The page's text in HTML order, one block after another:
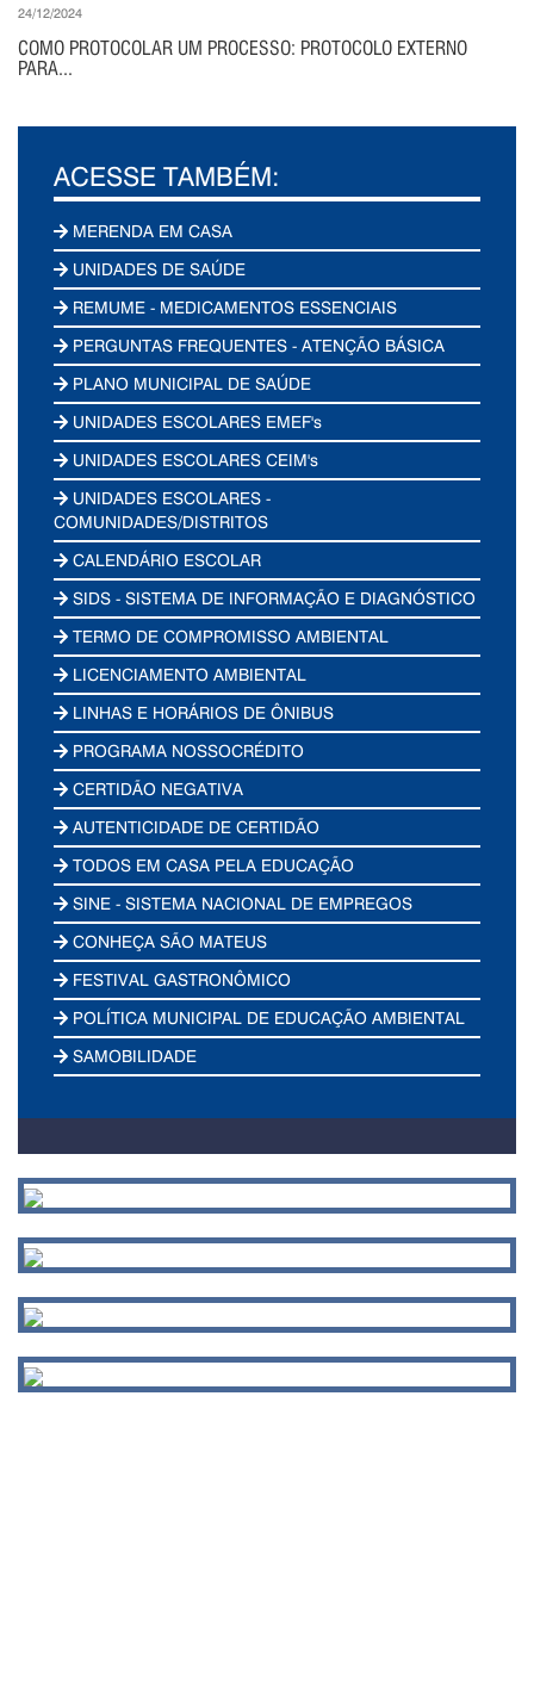
24/12/2024
COMO PROTOCOLAR UM PROCESSO: PROTOCOLO EXTERNO
PARA...
ACESSE TAMBÉM:
MERENDA EM CASA
UNIDADES DE SAÚDE
REMUME - MEDICAMENTOS ESSENCIAIS
PERGUNTAS FREQUENTES - ATENÇÃO BÁSICA
PLANO MUNICIPAL DE SAÚDE
UNIDADES ESCOLARES EMEF's
UNIDADES ESCOLARES CEIM's
UNIDADES ESCOLARES -
COMUNIDADES/DISTRITOS
CALENDÁRIO ESCOLAR
SIDS - SISTEMA DE INFORMAÇÃO E DIAGNÓSTICO
TERMO DE COMPROMISSO AMBIENTAL
LICENCIAMENTO AMBIENTAL
LINHAS E HORÁRIOS DE ÔNIBUS
PROGRAMA NOSSOCRÉDITO
CERTIDÃO NEGATIVA
AUTENTICIDADE DE CERTIDÃO
TODOS EM CASA PELA EDUCAÇÃO
SINE - SISTEMA NACIONAL DE EMPREGOS
CONHEÇA SÃO MATEUS
FESTIVAL GASTRONÔMICO
POLÍTICA MUNICIPAL DE EDUCAÇÃO AMBIENTAL
SAMOBILIDADE